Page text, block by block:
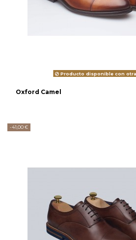
Producto disponible con
Oxford Camel
-41,00 €